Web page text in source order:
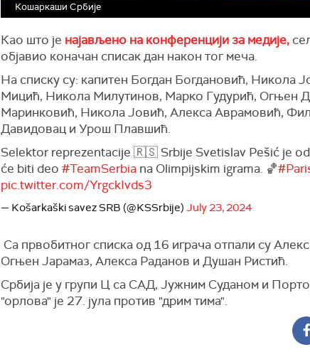
Кошаркаши Србије
Као што је најављено на конференцији за медије,
објавио коначан списак дан након тог меча.
На списку су: капитен Богдан Богдановић, Никола
Мицић, Никола Милутинов, Марко Гудурић, Огњен
Маринковић, Никола Јовић, Алекса Аврамовић,
Давидовац и Урош Плавшић.
Selektor reprezentacije 🇷🇸 Srbije Svetislav Pešić je
će biti deo #TeamSerbia na Olimpijskim igrama. 🏀
pic.twitter.com/YrgckIvds3
— Košarkaški savez SRB (@KSSrbije) July 23, 2024
Са првобитног списка од 16 играча отпали су
Огњен Јарамаз, Алекса Раданов и Душан Ристић.
Србија је у групи Ц са САД, Јужним Суданом и
"орлова" је 27. јула против "дрим тима".